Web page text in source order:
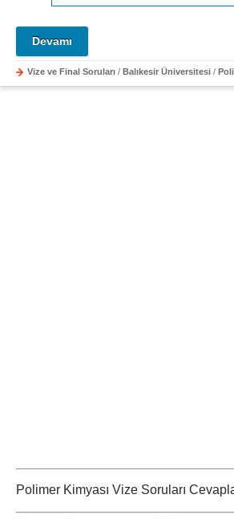
Devamı
Vize ve Final Soruları / Balıkesir Üniversitesi /
Polimer Kimyası Vize Soruları